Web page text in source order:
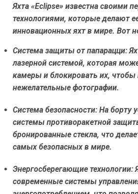
Яхта «Eclipse» известна своими
технологиями, которые делают
инновационных яхт в мире. Вот
Система защиты от папарацци:
лазерной системой, которая
камеры и блокировать их, чтобы
нежелательные фотографии.
Система безопасности: На борту
системы противоракетной
бронированные стекла, что
самых безопасных в мире.
Энергосберегающие технологии:
современные системы